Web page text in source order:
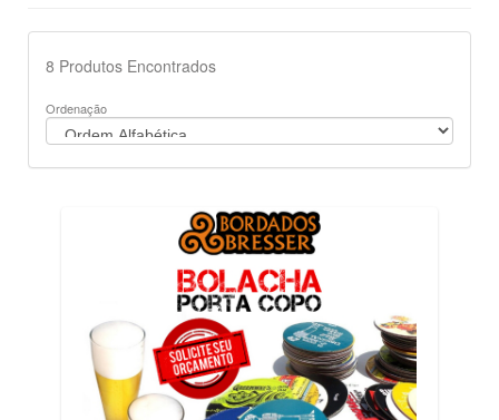
8 Produtos Encontrados
Ordenação